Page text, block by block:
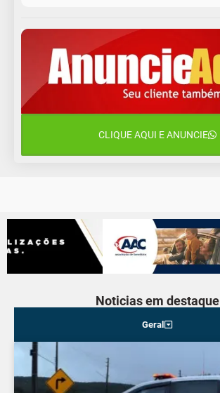
Quinta-Feira
14 de agosto
Sexta-Feira
CLIQUE AQUI E ANUNCIE
Noticias em destaque
Geral